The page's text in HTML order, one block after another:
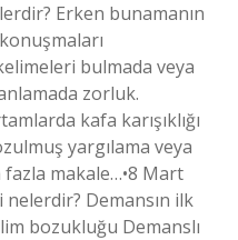
Erken bunamanın
bulmada veya
zorluk.
kafa karışıklığı
yargılama veya
makale…•8 Mart
Demansın ilk
bozukluğu Demanslı